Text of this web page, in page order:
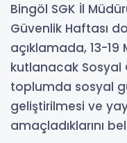
Bingöl SGK İl
Güvenlik Haftası
açıklamada, 13-19
kutlanacak Sosyal
toplumda sosyal
geliştirilmesi ve
amaçladıklarını